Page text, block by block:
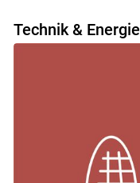
Technik & Energie